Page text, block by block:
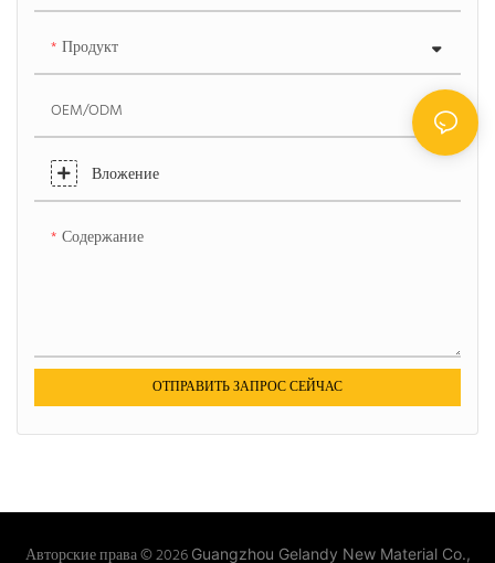
Продукт
OEM/ODM
Вложение
Содержание
ОТПРАВИТЬ ЗАПРОС СЕЙЧАС
Авторские права © 2026 Guangzhou Gelandy New Material Co.,